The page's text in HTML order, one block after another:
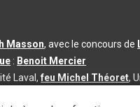
Masson, avec le concours de
: Benoit Mercier
Laval,feu Michel Théoret,